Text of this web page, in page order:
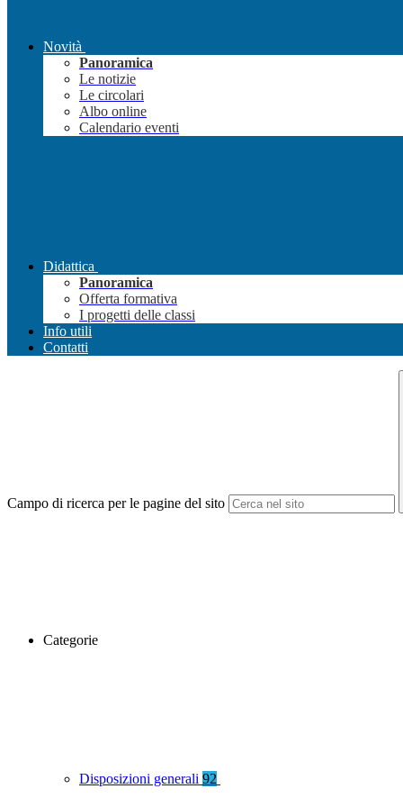
Novità
Panoramica
Le notizie
Le circolari
Albo online
Calendario eventi
Didattica
Panoramica
Offerta formativa
I progetti delle classi
Info utili
Contatti
Campo di ricerca per le pagine del sito
Categorie
Disposizioni generali 92